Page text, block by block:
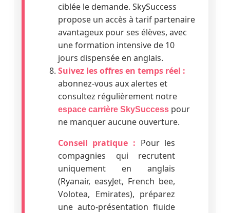
ciblée le demande. SkySuccess
propose un accès à tarif partenaire
avantageux pour ses élèves, avec
une formation intensive de 10
jours dispensée en anglais.
Suivez les offres en temps réel :
abonnez-vous aux alertes et
consultez régulièrement notre
espace carrière SkySuccesspour
ne manquer aucune ouverture.
Conseil pratique : Pour les
compagnies qui recrutent
uniquement en anglais
(Ryanair, easyJet, French bee,
Volotea, Emirates), préparez
une auto-présentation fluide